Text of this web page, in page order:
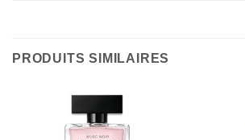
PRODUITS SIMILAIRES